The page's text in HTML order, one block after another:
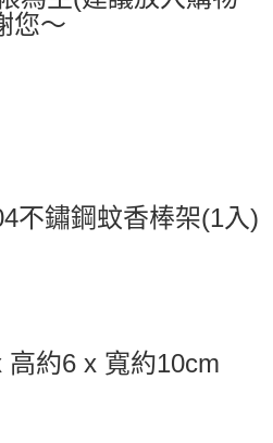
您～
不鏽鋼蚊香棒架(1入)
高約6 x 寬約10cm